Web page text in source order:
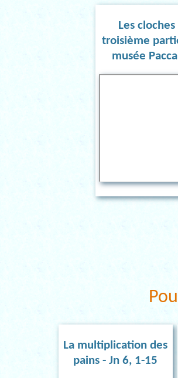
Les cloches
troisième
musée
La multiplication des
pains - Jn 6, 1-15